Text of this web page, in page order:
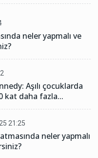
neler yapmalı ve
Aşılı çocuklarda
kat daha fazla...
21:25
neler yapmalı